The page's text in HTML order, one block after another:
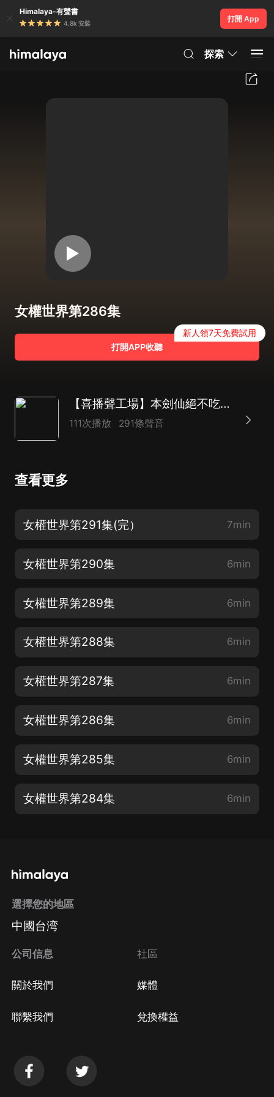
Himalaya-有聲書
4.8k 安裝
打開 App
探索
女權世界第286集
打開APP收聽
新人領7天免費試用
【喜播聲工場】本劍仙絕不吃軟飯|同名動漫原著|都市玄幻后宮爽文|多人有聲劇
111次播放 291條聲音
查看更多
女權世界第291集(完） 7min
女權世界第290集 6min
女權世界第289集 6min
女權世界第288集 6min
女權世界第287集 6min
女權世界第286集 6min
女權世界第285集 6min
女權世界第284集 6min
選擇您的地區
中國台湾
公司信息
關於我們
聯繫我們
社區
媒體
兌換權益